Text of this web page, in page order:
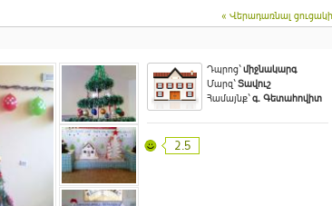
« Վերադառնալ
Դպրոց`միջնակարգ
Մարզ`Տավուշ
Համայնք`գ. Գետահովիտ
2.5